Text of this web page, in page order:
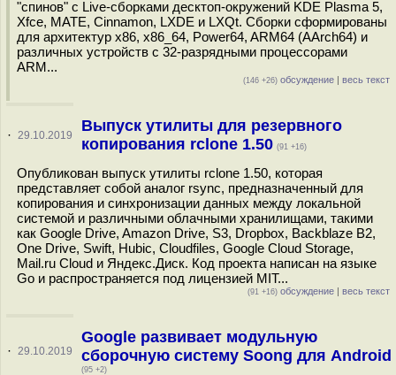
"спинов" c Live-сборками десктоп-окружений KDE Plasma 5,
Xfce, MATE, Cinnamon, LXDE и LXQt. Сборки сформированы
для архитектур x86, x86_64, Power64, ARM64 (AArch64) и
различных устройств с 32-разрядными процессорами
ARM...
(146 +26) обсуждение | весь текст
· 29.10.2019
Выпуск утилиты для резервного
копирования rclone 1.50 (91 +16)
Опубликован выпуск утилиты rclone 1.50, которая
представляет собой аналог rsync, предназначенный для
копирования и синхронизации данных между локальной
системой и различными облачными хранилищами, такими
как Google Drive, Amazon Drive, S3, Dropbox, Backblaze B2,
One Drive, Swift, Hubic, Cloudfiles, Google Cloud Storage,
Mail.ru Cloud и Яндекс.Диск. Код проекта написан на языке
Go и распространяется под лицензией MIT...
(91 +16) обсуждение | весь текст
· 29.10.2019
Google развивает модульную
сборочную систему Soong для Android
(95 +2)